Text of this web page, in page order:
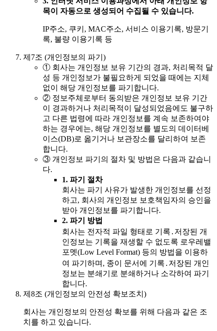
목이 자동으로 생성되어 수집될 수 있습니다.
IP주소, 쿠키, MAC주소, 서비스 이용기록, 방문기
록, 불량 이용기록 등
제7조 (개인정보의 파기)
① 회사는 개인정보 보유 기간의 경과, 처리목적 달
성 등 개인정보가 불필요하게 되었을 때에는 지체
없이 해당 개인정보를 파기합니다.
② 정보주체로부터 동의받은 개인정보 보유 기간
이 경과하거나 처리목적이 달성되었음에도 불구하
고 다른 법령에 따라 개인정보를 계속 보존하여야
하는 경우에는, 해당 개인정보를 별도의 데이터베
이스(DB)로 옮기거나 보관장소를 달리하여 보존
합니다.
③ 개인정보 파기의 절차 및 방법은 다음과 같습니
다.
1. 파기 절차
회사는 파기 사유가 발생한 개인정보를 선정
하고, 회사의 개인정보 보호책임자의 승인을
받아 개인정보를 파기합니다.
2. 파기 방법
회사는 전자적 파일 형태로 기록․저장된 개
인정보는 기록을 재생할 수 없도록 로우레밸
포멧(Low Level Format) 등의 방법을 이용하
여 파기하며, 종이 문서에 기록․저장된 개인
정보는 분쇄기로 분쇄하거나 소각하여 파기
합니다.
제8조 (개인정보의 안전성 확보조치)
회사는 개인정보의 안전성 확보를 위해 다음과 같은 조
치를 하고 있습니다.